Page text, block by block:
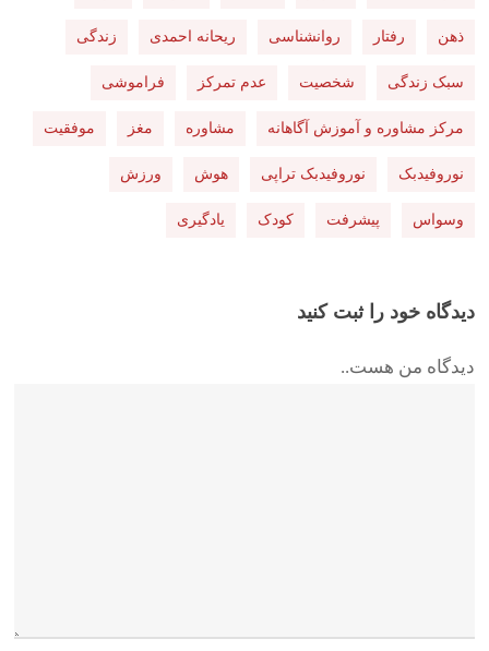
ذهن رفتار روانشناسی ریحانه احمدی زندگی
سبک زندگی شخصیت عدم تمرکز فراموشی
مرکز مشاوره و آموزش آگاهانه مشاوره مغز موفقیت
نوروفیدبک نوروفیدبک تراپی هوش ورزش
وسواس پیشرفت کودک یادگیری
دیدگاه خود را ثبت کنید
دیدگاه من هست..